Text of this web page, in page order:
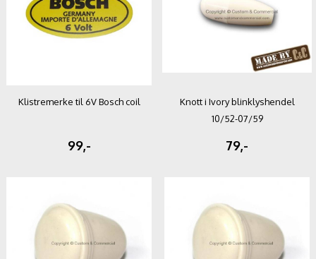
Klistremerke til 6V Bosch coil
99,-
Knott i Ivory blinklyshendel
10/52-07/59
79,-